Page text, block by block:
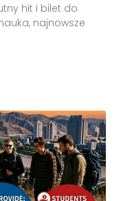
hit i bilet do
najnowsze